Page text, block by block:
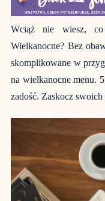
Wciąż nie wiesz,
Wielkanocne? Bez
skomplikowane w
na wielkanocne menu.
zadość. Zaskocz